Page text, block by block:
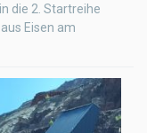
die 2. Startreihe
Eisen am